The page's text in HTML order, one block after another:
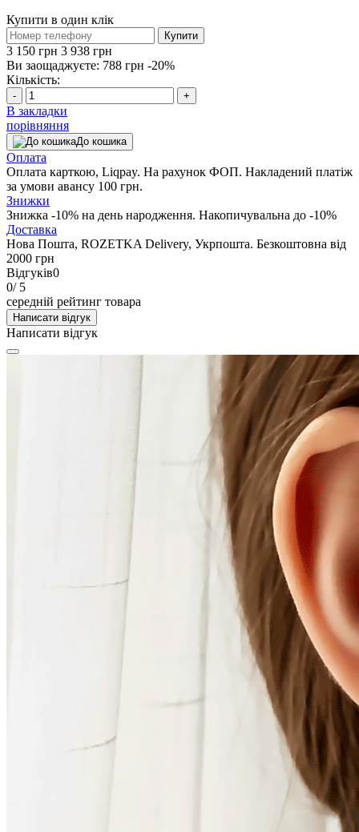
Купити в один клік
Купити
3 150 грн 3 938 грн
Ви заощаджуєте: 788 грн -20%
Кількість:
- +
В закладки
порівняння
До кошика
Оплата
Оплата карткою, Liqpay. На рахунок ФОП. Накладений платіж
за умови авансу 100 грн.
Знижки
Знижка -10% на день народження. Накопичувальна до -10%
Доставка
Нова Пошта, ROZETKA Delivery, Укрпошта. Безкоштовна від
2000 грн
Відгуків0
0/ 5
середній рейтинг товара
Написати відгук
Написати відгук